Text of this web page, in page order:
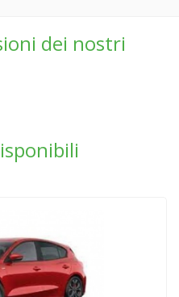
dei nostri